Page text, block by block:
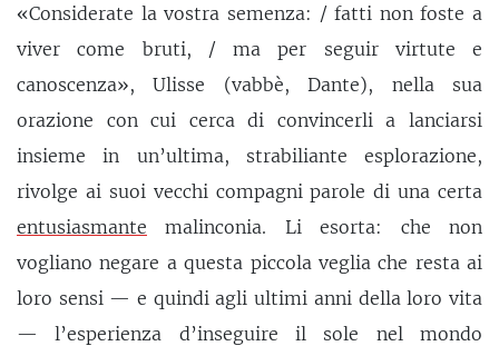
«Considerate la vostra semenza: / fatti non foste a
viver come bruti, / ma per seguir virtute e
canoscenza», Ulisse (vabbè, Dante), nella sua
orazione con cui cerca di convincerli a lanciarsi
insieme in un’ultima, strabiliante esplorazione,
rivolge ai suoi vecchi compagni parole di una certa
entusiasmante malinconia. Li esorta: che non
vogliano negare a questa piccola veglia che resta ai
loro sensi — e quindi agli ultimi anni della loro vita
— l’esperienza d’inseguire il sole nel mondo